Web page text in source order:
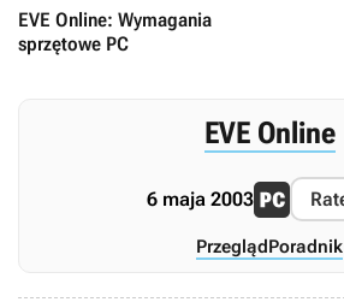
EVE Online: Wymagania
sprzętowe PC
EVE Online
6 maja 2003
PrzeglądPoradnik